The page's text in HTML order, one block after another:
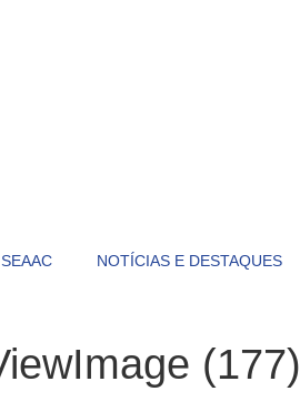
NOTÍCIAS E DESTAQUES
(177)